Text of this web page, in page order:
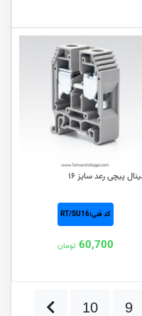
پیچی رعد سایز ۱۶
کد فنی:RT/SU16
60,700 تومان
9
10